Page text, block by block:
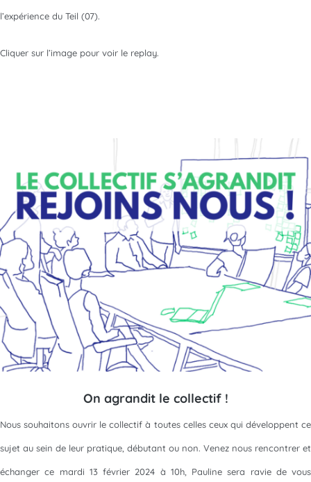
l’expérience du Teil (07).
Cliquer sur l’image pour voir le replay.
On agrandit le collectif !
Nous souhaitons ouvrir le collectif à toutes celles ceux qui développent ce
sujet au sein de leur pratique, débutant ou non. Venez nous rencontrer et
échanger ce mardi 13 février 2024 à 10h, Pauline sera ravie de vous